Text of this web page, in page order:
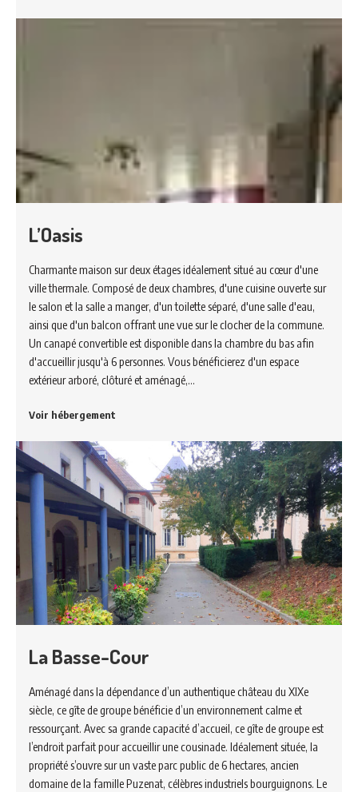
L’Oasis
Charmante maison sur deux étages idéalement situé au cœur d'une
ville thermale. Composé de deux chambres, d'une cuisine ouverte sur
le salon et la salle a manger, d'un toilette séparé, d'une salle d'eau,
ainsi que d'un balcon offrant une vue sur le clocher de la commune.
Un canapé convertible est disponible dans la chambre du bas afin
d'accueillir jusqu'à 6 personnes. Vous bénéficierez d'un espace
extérieur arboré, clôturé et aménagé,…
Voir hébergement
La Basse-Cour
Aménagé dans la dépendance d’un authentique château du XIXe
siècle, ce gîte de groupe bénéficie d’un environnement calme et
ressourçant. Avec sa grande capacité d’accueil, ce gîte de groupe est
l’endroit parfait pour accueillir une cousinade. Idéalement située, la
propriété s’ouvre sur un vaste parc public de 6 hectares, ancien
domaine de la famille Puzenat, célèbres industriels bourguignons. Le